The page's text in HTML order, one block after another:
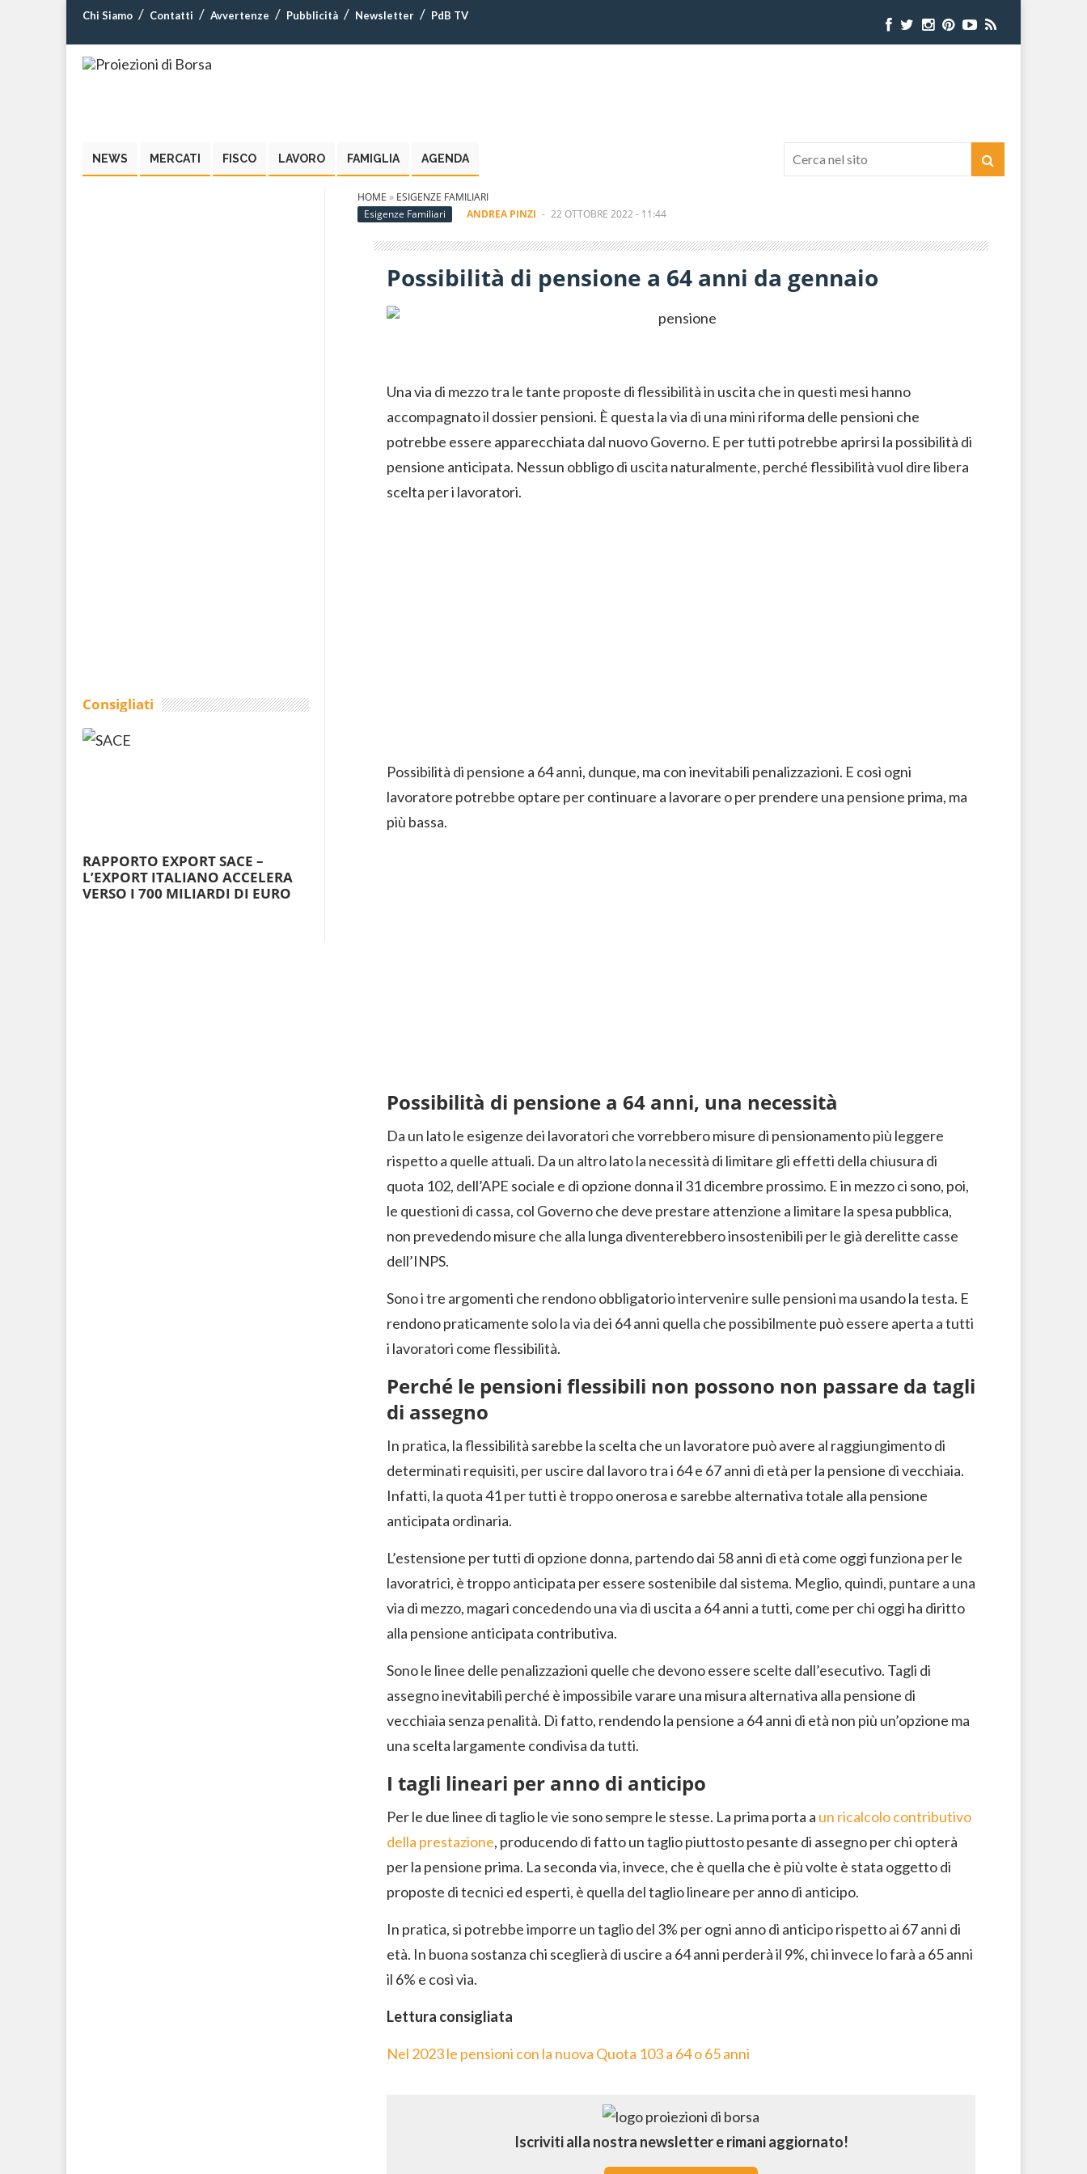
Chi Siamo Contatti Avvertenze Pubblicità Newsletter PdB TV
NEWS MERCATI FISCO LAVORO FAMIGLIA AGENDA
HOME » ESIGENZE FAMILIARI
Esigenze Familiari
ANDREA PINZI - 22 OTTOBRE 2022 - 11:44
Possibilità di pensione a 64 anni da gennaio
Una via di mezzo tra le tante proposte di flessibilità in uscita che in questi mesi hanno
accompagnato il dossier pensioni. È questa la via di una mini riforma delle pensioni che
potrebbe essere apparecchiata dal nuovo Governo. E per tutti potrebbe aprirsi la possibilità di
pensione anticipata. Nessun obbligo di uscita naturalmente, perché flessibilità vuol dire libera
scelta per i lavoratori.
Possibilità di pensione a 64 anni, dunque, ma con inevitabili penalizzazioni. E così ogni
lavoratore potrebbe optare per continuare a lavorare o per prendere una pensione prima, ma
più bassa.
Possibilità di pensione a 64 anni, una necessità
Da un lato le esigenze dei lavoratori che vorrebbero misure di pensionamento più leggere
rispetto a quelle attuali. Da un altro lato la necessità di limitare gli effetti della chiusura di
quota 102, dell’APE sociale e di opzione donna il 31 dicembre prossimo. E in mezzo ci sono, poi,
le questioni di cassa, col Governo che deve prestare attenzione a limitare la spesa pubblica,
non prevedendo misure che alla lunga diventerebbero insostenibili per le già derelitte casse
dell’INPS.
Sono i tre argomenti che rendono obbligatorio intervenire sulle pensioni ma usando la testa. E
rendono praticamente solo la via dei 64 anni quella che possibilmente può essere aperta a tutti
i lavoratori come flessibilità.
Perché le pensioni flessibili non possono non passare da tagli
di assegno
In pratica, la flessibilità sarebbe la scelta che un lavoratore può avere al raggiungimento di
determinati requisiti, per uscire dal lavoro tra i 64 e 67 anni di età per la pensione di vecchiaia.
Infatti, la quota 41 per tutti è troppo onerosa e sarebbe alternativa totale alla pensione
anticipata ordinaria.
L’estensione per tutti di opzione donna, partendo dai 58 anni di età come oggi funziona per le
lavoratrici, è troppo anticipata per essere sostenibile dal sistema. Meglio, quindi, puntare a una
via di mezzo, magari concedendo una via di uscita a 64 anni a tutti, come per chi oggi ha diritto
alla pensione anticipata contributiva.
Sono le linee delle penalizzazioni quelle che devono essere scelte dall’esecutivo. Tagli di
assegno inevitabili perché è impossibile varare una misura alternativa alla pensione di
vecchiaia senza penalità. Di fatto, rendendo la pensione a 64 anni di età non più un’opzione ma
una scelta largamente condivisa da tutti.
I tagli lineari per anno di anticipo
Per le due linee di taglio le vie sono sempre le stesse. La prima porta a un ricalcolo contributivo
della prestazione, producendo di fatto un taglio piuttosto pesante di assegno per chi opterà
per la pensione prima. La seconda via, invece, che è quella che è più volte è stata oggetto di
proposte di tecnici ed esperti, è quella del taglio lineare per anno di anticipo.
In pratica, si potrebbe imporre un taglio del 3% per ogni anno di anticipo rispetto ai 67 anni di
età. In buona sostanza chi sceglierà di uscire a 64 anni perderà il 9%, chi invece lo farà a 65 anni
il 6% e così via.
Lettura consigliata
Nel 2023 le pensioni con la nuova Quota 103 a 64 o 65 anni
Iscriviti alla nostra newsletter e rimani aggiornato!
Consigliati
RAPPORTO EXPORT SACE –
L’EXPORT ITALIANO ACCELERA
VERSO I 700 MILIARDI DI EURO